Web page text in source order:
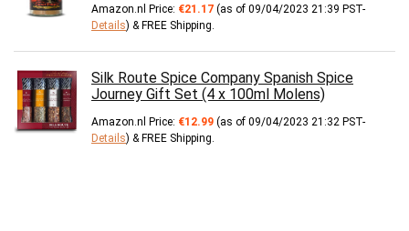
Amazon.nl Price: €21.17 (as of 09/04/2023 21:39 PST-
Details) & FREE Shipping.
Silk Route Spice Company Spanish Spice
Journey Gift Set (4 x 100ml Molens)
Amazon.nl Price: €12.99 (as of 09/04/2023 21:32 PST-
Details) & FREE Shipping.